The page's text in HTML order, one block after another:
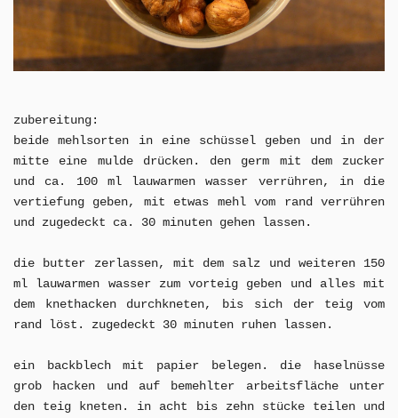
zubereitung:
beide mehlsorten in eine schüssel geben und in der
mitte eine mulde drücken. den germ mit dem zucker
und ca. 100 ml lauwarmen wasser verrühren, in die
vertiefung geben, mit etwas mehl vom rand verrühren
und zugedeckt ca. 30 minuten gehen lassen.
die butter zerlassen, mit dem salz und weiteren 150
ml lauwarmen wasser zum vorteig geben und alles mit
dem knethacken durchkneten, bis sich der teig vom
rand löst. zugedeckt 30 minuten ruhen lassen.
ein backblech mit papier belegen. die haselnüsse
grob hacken und auf bemehlter arbeitsfläche unter
den teig kneten. in acht bis zehn stücke teilen und